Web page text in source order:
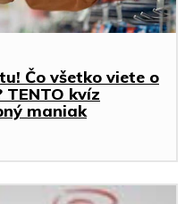
Čo všetko viete o
kvíz
maniak